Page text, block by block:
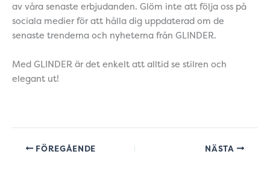
av våra senaste erbjudanden. Glöm inte att följa oss på
sociala medier för att hålla dig uppdaterad om de
senaste trenderna och nyheterna från GLINDER.
Med GLINDER är det enkelt att alltid se stilren och
elegant ut!
FÖREGÅENDE NÄSTA